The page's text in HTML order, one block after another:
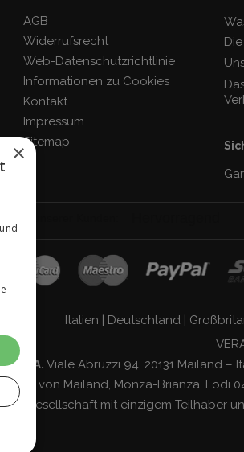
AGB
Widerrufsrecht
Web-Datenschutzrichtlinie
Informationen zu Cookies
Kontakt
Impressum
Sitemap
Italien | Deutschland |
S.p.A. Viale Abruzzi 94, 20131 Mailand –
von Mailand, Monza-Brianza, Lodi
Gesellschaft mit einzigem Teilhaber
×